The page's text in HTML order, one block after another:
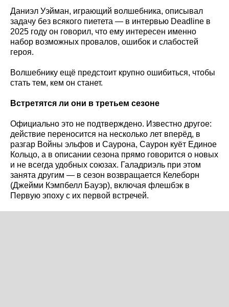
Даниэл Уэйман, играющий волшебника, описывал
задачу без всякого пиетета — в интервью Deadline в
2025 году он говорил, что ему интересен именно
набор возможных провалов, ошибок и слабостей
героя.
Волшебнику ещё предстоит крупно ошибиться, чтобы
стать тем, кем он станет.
Встретятся ли они в третьем сезоне
Официально это не подтверждено. Известно другое:
действие переносится на несколько лет вперёд, в
разгар Войны эльфов и Саурона, Саурон куёт Единое
Кольцо, а в описании сезона прямо говорится о новых
и не всегда удобных союзах. Галадриэль при этом
занята другим — в сезон возвращается Келеборн
(Джейми Кэмпбелл Бауэр), включая флешбэк в
Первую эпоху с их первой встречей.